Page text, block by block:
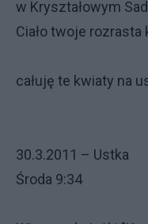
w Kryształowym
Ciało twoje rozrasta
całuję te kwiaty na
30.3.2011 – Ustka
Środa 9:34